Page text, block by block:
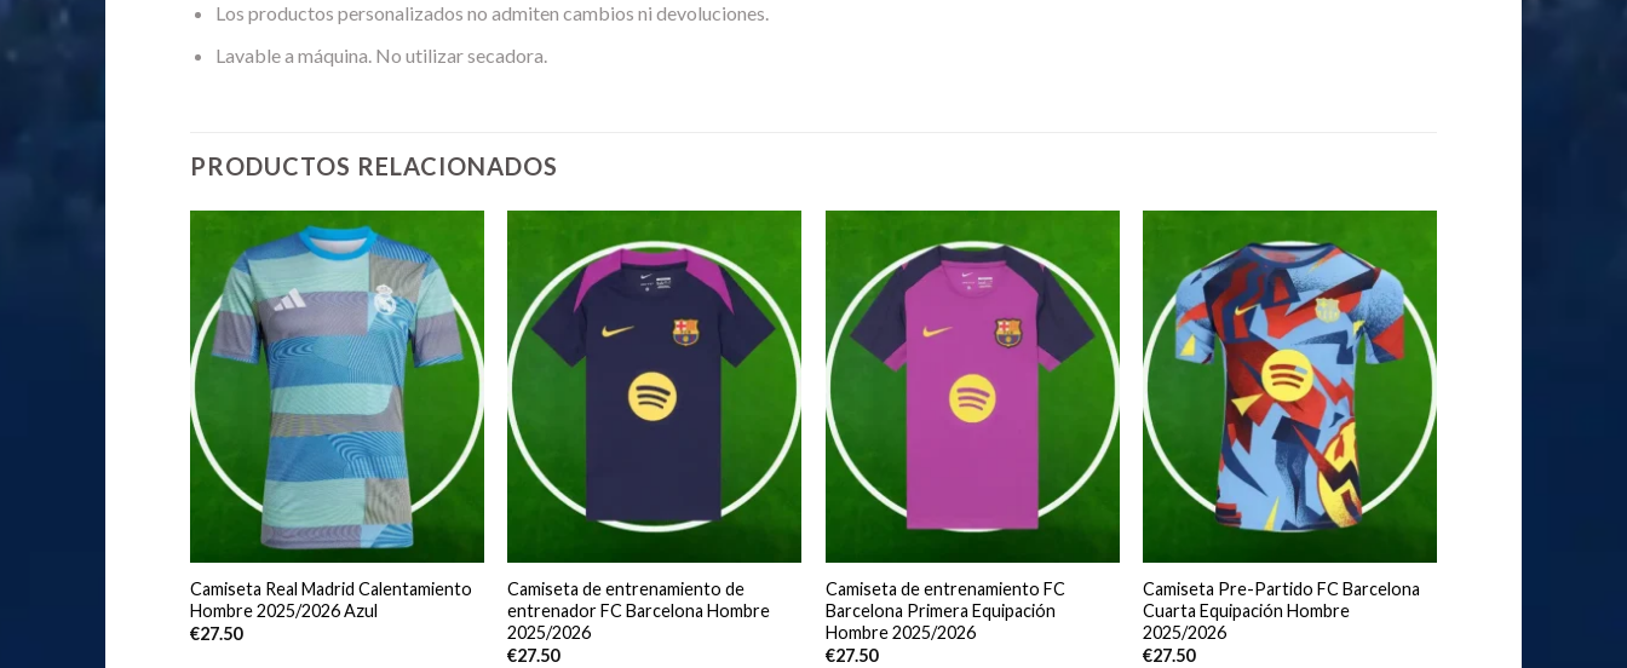
Los productos personalizados no admiten cambios ni devoluciones.
Lavable a máquina. No utilizar secadora.
PRODUCTOS RELACIONADOS
Camiseta Real Madrid Calentamiento
Hombre 2025/2026 Azul
€27.50
Camiseta de entrenamiento de
entrenador FC Barcelona Hombre
2025/2026
€27.50
Camiseta de entrenamiento FC
Barcelona Primera Equipación
Hombre 2025/2026
€27.50
Camiseta Pre-Partido FC Barcelona
Cuarta Equipación Hombre
2025/2026
€27.50